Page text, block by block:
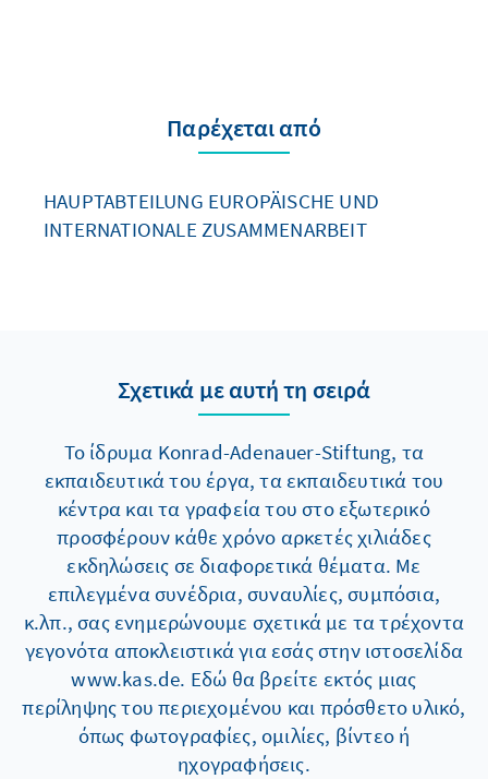
Παρέχεται από
HAUPTABTEILUNG EUROPÄISCHE UND
INTERNATIONALE ZUSAMMENARBEIT
Σχετικά με αυτή τη σειρά
Το ίδρυμα Konrad-Adenauer-Stiftung, τα
εκπαιδευτικά του έργα, τα εκπαιδευτικά του
κέντρα και τα γραφεία του στο εξωτερικό
προσφέρουν κάθε χρόνο αρκετές χιλιάδες
εκδηλώσεις σε διαφορετικά θέματα. Με
επιλεγμένα συνέδρια, συναυλίες, συμπόσια,
κ.λπ., σας ενημερώνουμε σχετικά με τα τρέχοντα
γεγονότα αποκλειστικά για εσάς στην ιστοσελίδα
www.kas.de. Εδώ θα βρείτε εκτός μιας
περίληψης του περιεχομένου και πρόσθετο υλικό,
όπως φωτογραφίες, ομιλίες, βίντεο ή
ηχογραφήσεις.